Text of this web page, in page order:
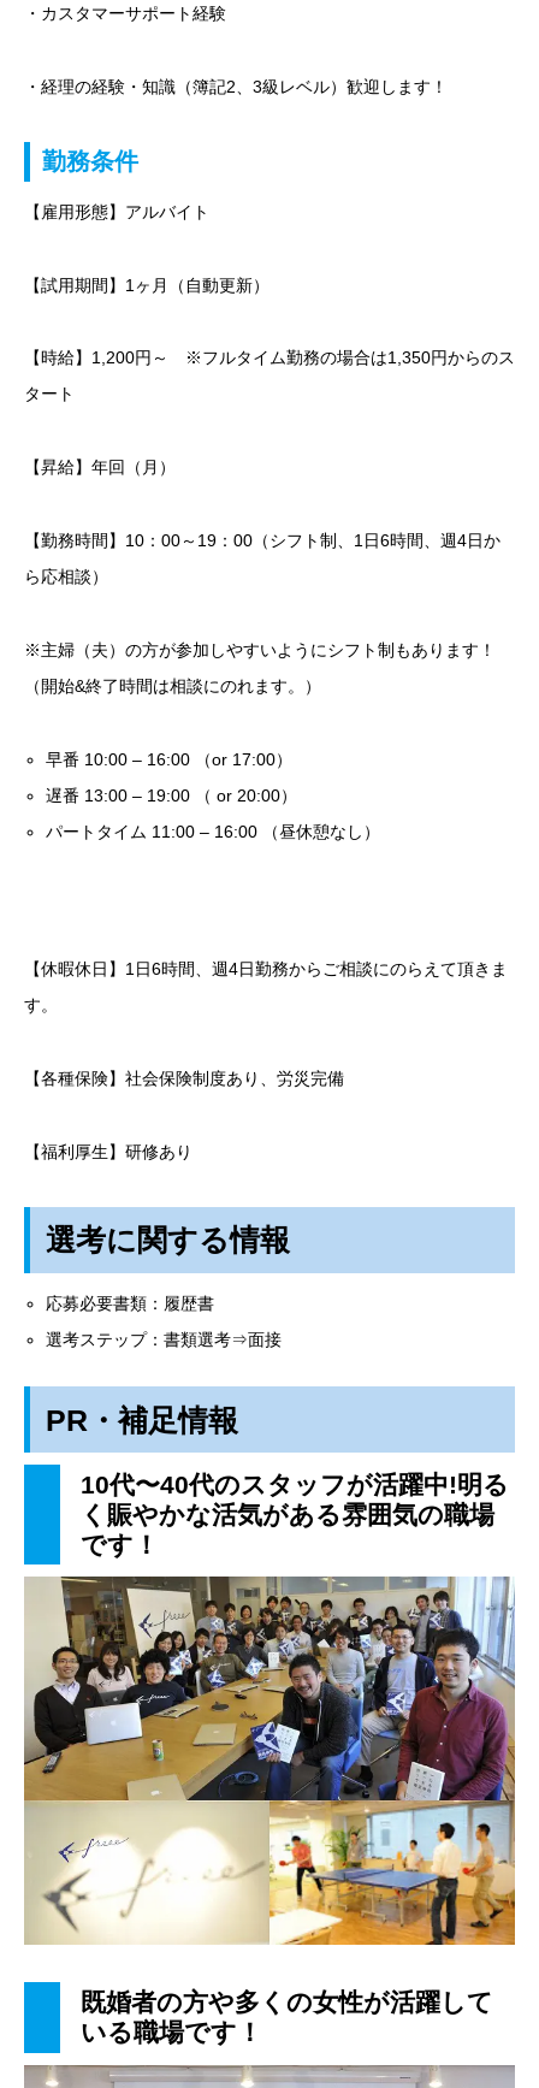
・カスタマーサポート経験
・経理の経験・知識（簿記2、3級レベル）歓迎します！
勤務条件
【雇用形態】アルバイト
【試用期間】1ヶ月（自動更新）
【時給】1,200円～ ※フルタイム勤務の場合は1,350円からのス
タート
【昇給】年回（月）
【勤務時間】10：00～19：00（シフト制、1日6時間、週4日か
ら応相談）
※主婦（夫）の方が参加しやすいようにシフト制もあります！
（開始&終了時間は相談にのれます。）
早番 10:00 – 16:00 （or 17:00）
遅番 13:00 – 19:00 （ or 20:00）
パートタイム 11:00 – 16:00 （昼休憩なし）
【休暇休日】1日6時間、週4日勤務からご相談にのらえて頂きま
す。
【各種保険】社会保険制度あり、労災完備
【福利厚生】研修あり
選考に関する情報
応募必要書類：履歴書
選考ステップ：書類選考⇒面接
PR ・補足情報
10代〜40代のスタッフが活躍中!明る
く賑やかな活気がある雰囲気の職場
です！
既婚者の方や多くの女性が活躍して
いる職場です！